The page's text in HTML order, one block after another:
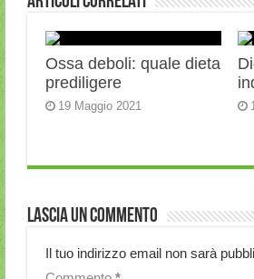
Ossa deboli: quale dieta
prediligere
19 Maggio 2021
Lascia un commento
Il tuo indirizzo email non sarà